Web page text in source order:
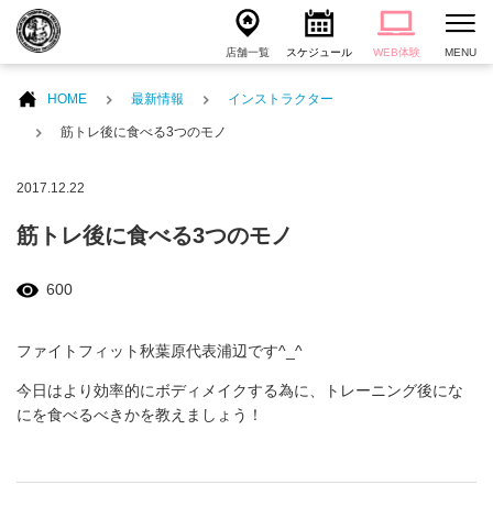
店舗一覧 スケジュール WEB体験 MENU
HOME 最新情報 インストラクター
筋トレ後に食べる3つのモノ
2017.12.22
筋トレ後に食べる3つのモノ
600
ファイトフィット秋葉原代表浦辺です^_^
今日はより効率的にボディメイクする為に、トレーニング後にな
にを食べるべきかを教えましょう！